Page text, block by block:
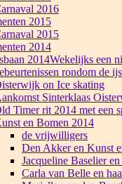
2016
2015
2015
2014
2014Wekelijks een
rondom de
on Ice skating
Sinterklaas
Timer rit 2014 met een
en Bomen 2014
de vrijwilligers
Den Akker en Kunst
Jacqueline Baselier
Carla van Belle en